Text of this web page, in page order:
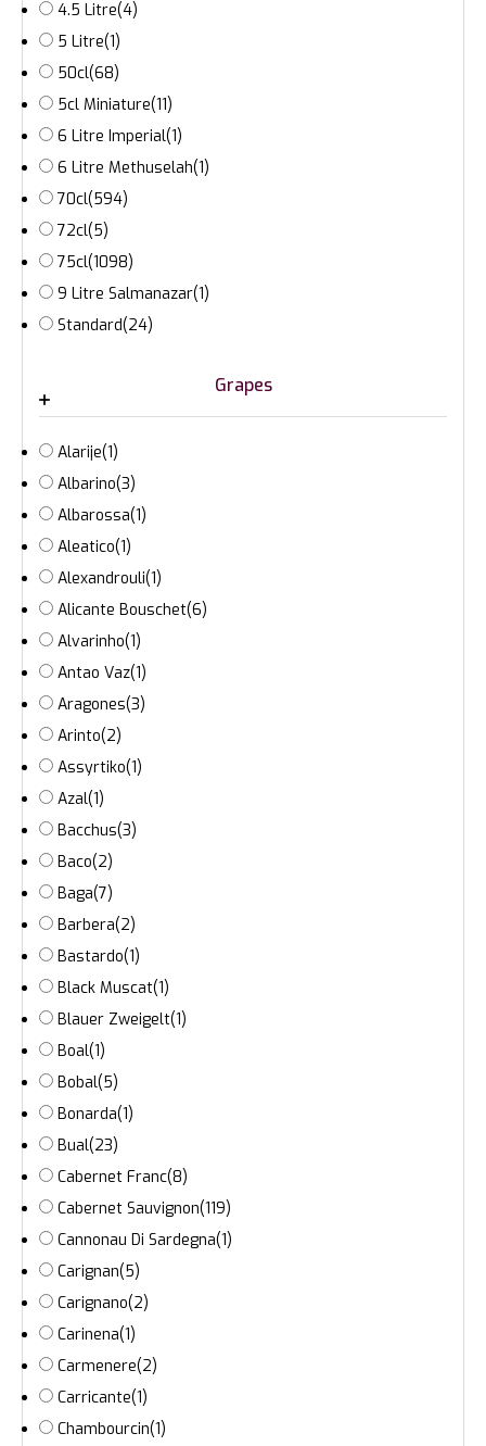
4.5 Litre(4)
5 Litre(1)
50cl(68)
5cl Miniature(11)
6 Litre Imperial(1)
6 Litre Methuselah(1)
70cl(594)
72cl(5)
75cl(1098)
9 Litre Salmanazar(1)
Standard(24)
Grapes
Alarije(1)
Albarino(3)
Albarossa(1)
Aleatico(1)
Alexandrouli(1)
Alicante Bouschet(6)
Alvarinho(1)
Antao Vaz(1)
Aragones(3)
Arinto(2)
Assyrtiko(1)
Azal(1)
Bacchus(3)
Baco(2)
Baga(7)
Barbera(2)
Bastardo(1)
Black Muscat(1)
Blauer Zweigelt(1)
Boal(1)
Bobal(5)
Bonarda(1)
Bual(23)
Cabernet Franc(8)
Cabernet Sauvignon(119)
Cannonau Di Sardegna(1)
Carignan(5)
Carignano(2)
Carinena(1)
Carmenere(2)
Carricante(1)
Chambourcin(1)